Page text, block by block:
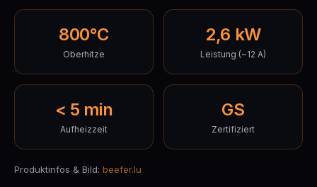
800°C
Oberhitze
2,6 kW
Leistung (~12 A)
< 5 min
Aufheizzeit
GS
Zertifiziert
Produktinfos & Bild: beefer.lu